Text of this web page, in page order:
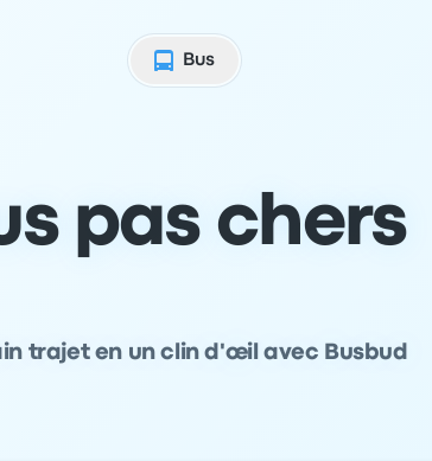
Bus
pas chers
trajet en un clin d'œil avec Busbud